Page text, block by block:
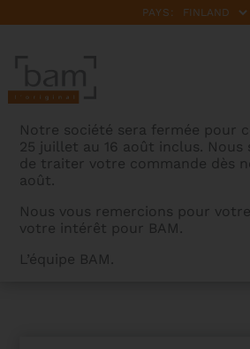
PAYS:
Notre société sera fermée pour
25 juillet au 16 août inclus. Nous
de traiter votre commande dès
août.
Nous vous remercions pour
votre intérêt pour BAM.
L’équipe BAM.
AVEC POCHE